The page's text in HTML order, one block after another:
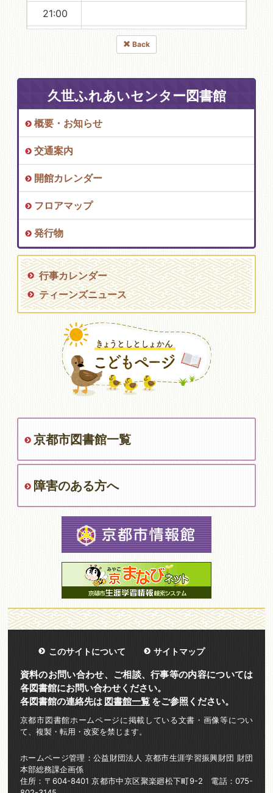
21:00
Back
久世ふれあいセンター図書館
概要・お知らせ
交通案内
開館カレンダー
フロアマップ
発行物
行事カレンダー
ティーンズニュース
京都市図書館一覧
障害のある方へ
このサイトについて サイトマップ
資料のお問い合わせ、ご相談、行事等の内容については
各図書館にお問い合わせください。
各図書館の連絡先は 図書館一覧をご参照ください。
京都市図書館ホームページに掲載している文書・画像等につい
て、複製・転用・改変を禁じます。
ホームページ管理：公益財団法人 京都市生涯学習振興財団 財団
本部総務課企画係
住所：〒604-8401 京都市中京区聚楽廻松下町9-2 電話：075-